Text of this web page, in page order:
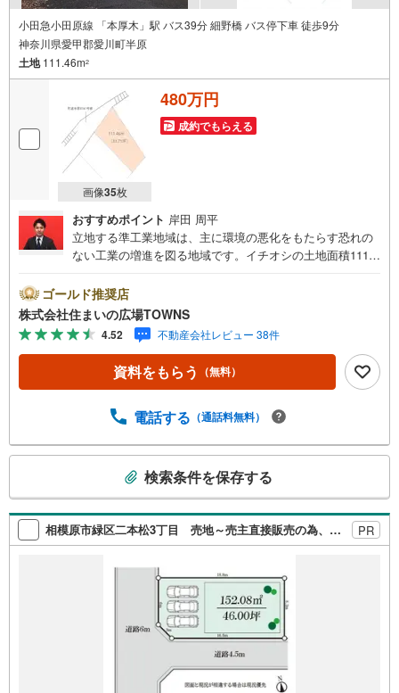
小田急小田原線 「本厚木」駅 バス39分 細野橋 バス停下車 徒歩9分
神奈川県愛甲郡愛川町半原
土地111.46m2
画像35枚
480万円
成約でもらえる
おすすめポイント 岸田 周平
立地する準工業地域は、主に環境の悪化をもたらす恐れの
ない工業の増進を図る地域です。イチオシの土地面積111.4
ける住宅用地です。ぜひご覧ください。土地の購入をお考
えの方、コチラの売地をご覧ください。【年中無休/9:00～
21:00】人気物件は特にお問い合わせが集中するため、お早
めにお電話下さい。「室内・現地を見学する」ボタンより
ご予約頂くとご見学がスムーズです。■その他、各種ご相談
も承っております。○住宅ローンのご相談○ライフプランの
豊富なスタッフが親身になってお客様に合った物件をご紹
すのでお気軽にお問い合わせ下さい♪駐車場もございます
ので、お車でのお越しも大歓迎です！
ゴールド推奨店
株式会社住まいの広場TOWNS
4.52 不動産会社レビュー 38件
資料をもらう （無料）
電話する （通話料無料）
検
索
条
検索条件を保存する
相模原市緑区二本松3丁目 売地～売主直接販売の為、購入時の諸費用を抑えられます～ PR